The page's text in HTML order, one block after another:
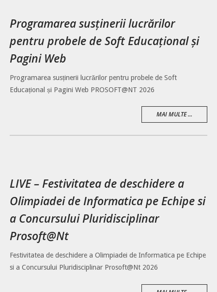
Programarea susținerii lucrărilor
pentru probele de Soft Educațional și
Pagini Web
Programarea susținerii lucrărilor pentru probele de Soft
Educațional și Pagini Web PROSOFT@NT 2026
MAI MULTE ...
LIVE – Festivitatea de deschidere a
Olimpiadei de Informatica pe Echipe si
a Concursului Pluridisciplinar
Prosoft@Nt
Festivitatea de deschidere a Olimpiadei de Informatica pe Echipe
si a Concursului Pluridisciplinar Prosoft@Nt 2026